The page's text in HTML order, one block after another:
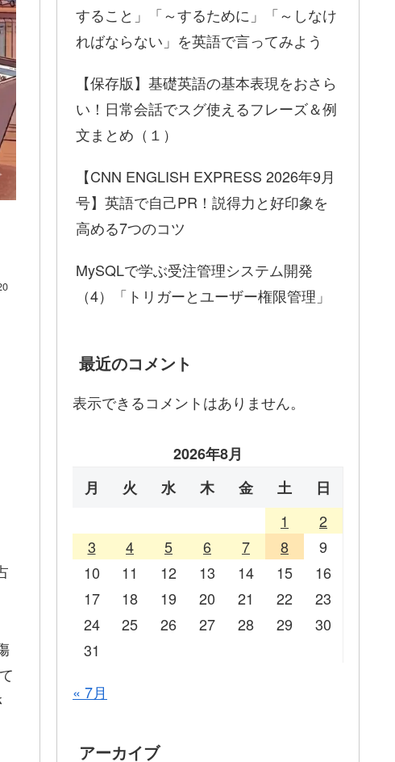
すること」「～するために」「～しなけ
ればならない」を英語で言ってみよう
【保存版】基礎英語の基本表現をおさら
い！日常会話でスグ使えるフレーズ＆例
文まとめ（１）
【CNN ENGLISH EXPRESS 2026年9月
号】英語で自己PR！説得力と好印象を
高める7つのコツ
MySQLで学ぶ受注管理システム開発
（4）「トリガーとユーザー権限管理」
最近のコメント
表示できるコメントはありません。
2026年8月
月
火 水 木 金 土
日
1
2
3
4 5 6 7 8
9
10
11 12 13 14 15
16
17
18 19 20 21 22
23
24
25 26 27 28 29
30
31
« 7月
アーカイブ